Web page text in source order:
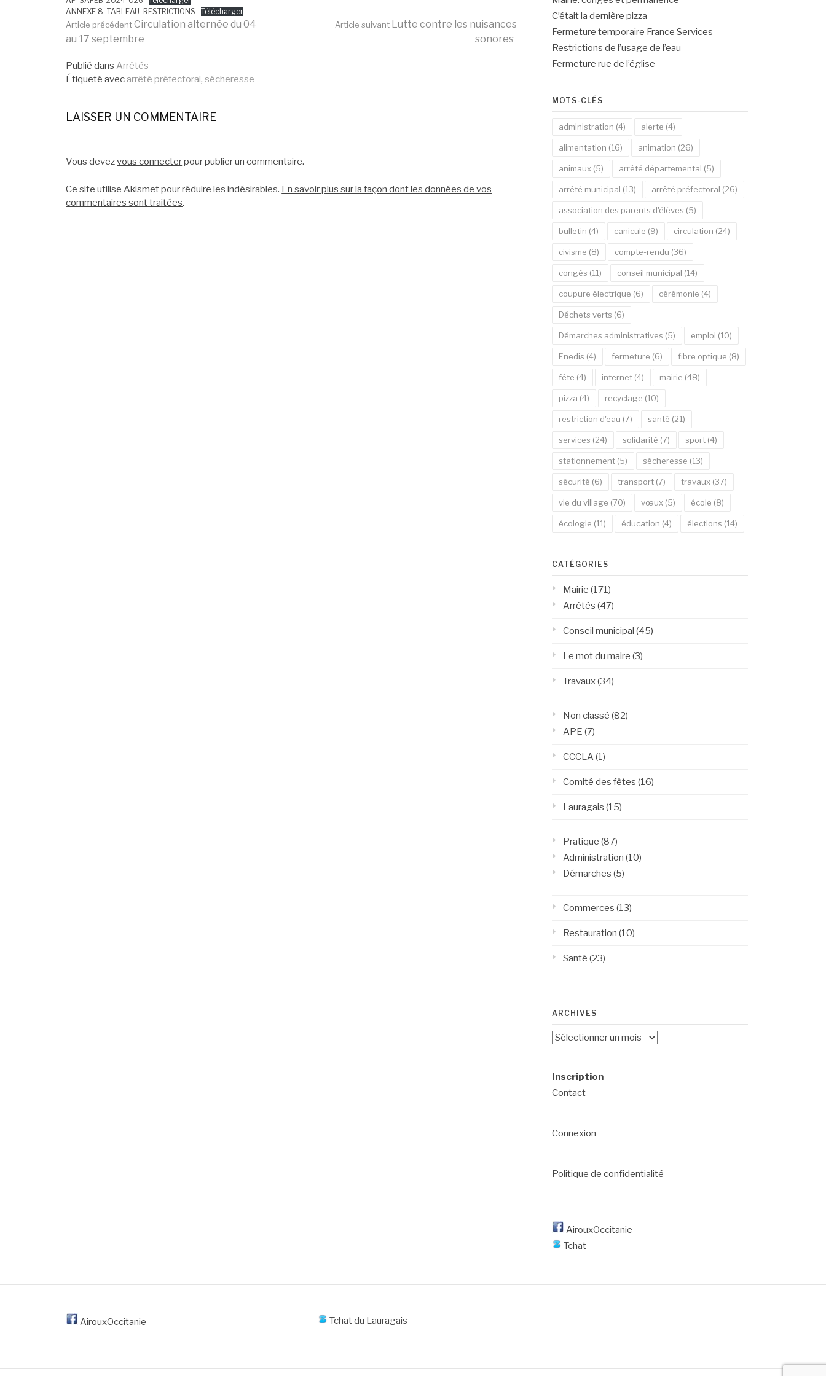
ANNEXE 8_TABLEAU_RESTRICTIONS
Télécharger
Lire
la
suite
Article précédentCirculation alternée du 04
au 17 septembre
Article suivant Lutte contre les nuisances
sonores
Publié dans Arrêtés
Étiqueté avec arrêté préfectoral,sécheresse
LAISSER UN COMMENTAIRE
Vous devezvous connecterpour publier un commentaire.
Ce site utilise Akismet pour réduire les indésirables. En savoir plus sur la façon dont les données de vos
commentaires sont traitées.
C’était la dernière pizza
Fermeture temporaire France Services
Restrictions de l’usage de l’eau
Fermeture rue de l’église
MOTS-CLÉS
administration (4) alerte (4)
alimentation (16) animation (26)
animaux(5) arrêté départemental (5)
arrêté municipal (13) arrêté préfectoral (26)
association des parents d'élèves (5)
bulletin (4) canicule (9) circulation (24)
civisme (8) compte-rendu (36)
congés (11) conseil municipal (14)
coupure électrique (6) cérémonie (4)
Déchets verts (6)
Démarches administratives (5) emploi (10)
Enedis (4) fermeture (6) fibre optique (8)
fête (4) internet(4) mairie (48)
pizza (4) recyclage (10)
restriction d'eau (7) santé (21)
services (24) solidarité (7) sport(4)
stationnement(5) sécheresse (13)
sécurité (6) transport(7) travaux(37)
vie du village (70) vœux(5) école (8)
écologie (11) éducation (4) élections (14)
CATÉGORIES
Mairie (171)
Arrêtés (47)
Conseil municipal (45)
Le mot du maire (3)
Travaux(34)
Non classé (82)
APE (7)
CCCLA(1)
Comité des fêtes (16)
Lauragais (15)
Pratique (87)
Administration (10)
Démarches (5)
Commerces (13)
Restauration (10)
Santé (23)
ARCHIVES
Archives
Inscription
Contact
Connexion
Politique de confidentialité
AirouxOccitanie
Tchat
AirouxOccitanie Tchat du Lauragais